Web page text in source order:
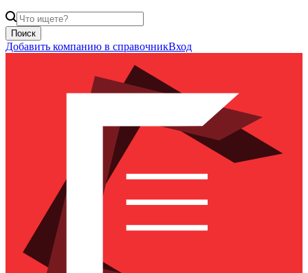
Поиск
Добавить компанию в справочникВход